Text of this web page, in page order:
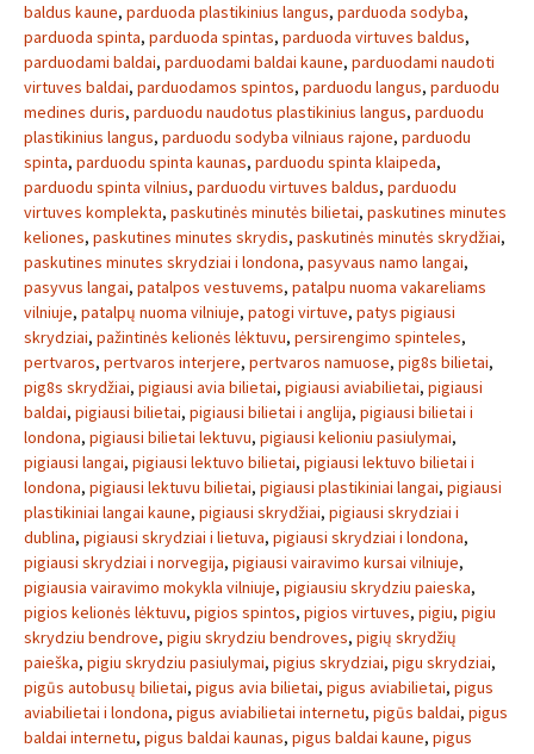
baldus kaune, parduoda plastikinius langus, parduoda sodyba,
parduoda spinta, parduoda spintas, parduoda virtuves baldus,
parduodami baldai, parduodami baldai kaune, parduodami naudoti
virtuves baldai, parduodamos spintos, parduodu langus, parduodu
medines duris, parduodu naudotus plastikinius langus, parduodu
plastikinius langus, parduodu sodyba vilniaus rajone, parduodu
spinta, parduodu spinta kaunas, parduodu spinta klaipeda,
parduodu spinta vilnius, parduodu virtuves baldus, parduodu
virtuves komplekta, paskutinės minutės bilietai, paskutines minutes
keliones, paskutines minutes skrydis, paskutinės minutės skrydžiai,
paskutines minutes skrydziai i londona, pasyvaus namo langai,
pasyvus langai, patalpos vestuvems, patalpu nuoma vakareliams
vilniuje, patalpų nuoma vilniuje, patogi virtuve, patys pigiausi
skrydziai, pažintinės kelionės lėktuvu, persirengimo spinteles,
pertvaros, pertvaros interjere, pertvaros namuose, pig8s bilietai,
pig8s skrydžiai, pigiausi avia bilietai, pigiausi aviabilietai, pigiausi
baldai, pigiausi bilietai, pigiausi bilietai i anglija, pigiausi bilietai i
londona, pigiausi bilietai lektuvu, pigiausi kelioniu pasiulymai,
pigiausi langai, pigiausi lektuvo bilietai, pigiausi lektuvo bilietai i
londona, pigiausi lektuvu bilietai, pigiausi plastikiniai langai, pigiausi
plastikiniai langai kaune, pigiausi skrydžiai, pigiausi skrydziai i
dublina, pigiausi skrydziai i lietuva, pigiausi skrydziai i londona,
pigiausi skrydziai i norvegija, pigiausi vairavimo kursai vilniuje,
pigiausia vairavimo mokykla vilniuje, pigiausiu skrydziu paieska,
pigios kelionės lėktuvu, pigios spintos, pigios virtuves, pigiu, pigiu
skrydziu bendrove, pigiu skrydziu bendroves, pigių skrydžių
paieška, pigiu skrydziu pasiulymai, pigius skrydziai, pigu skrydziai,
pigūs autobusų bilietai, pigus avia bilietai, pigus aviabilietai, pigus
aviabilietai i londona, pigus aviabilietai internetu, pigūs baldai, pigus
baldai internetu, pigus baldai kaunas, pigus baldai kaune, pigus